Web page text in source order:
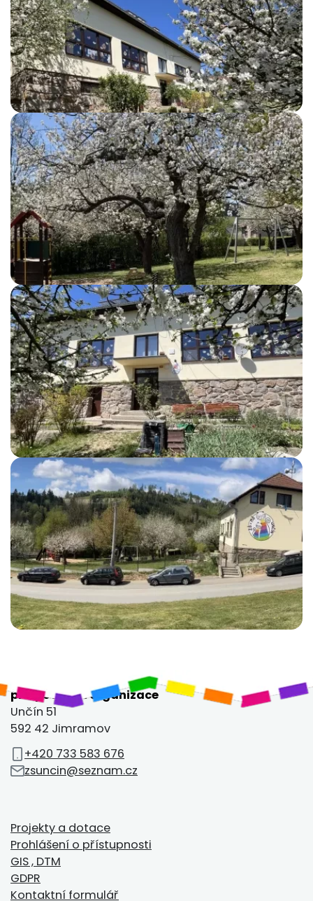
Základní škola a Mateřská škola Unčín,
příspěvková organizace
Unčín 51
592 42 Jimramov
+420 733 583 676
zsuncin@seznam.cz
Projekty a dotace
Prohlášení o přístupnosti
GIS , DTM
GDPR
Kontaktní formulář